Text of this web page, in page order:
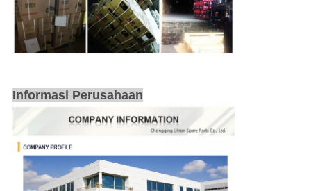
Informasi Perusahaan